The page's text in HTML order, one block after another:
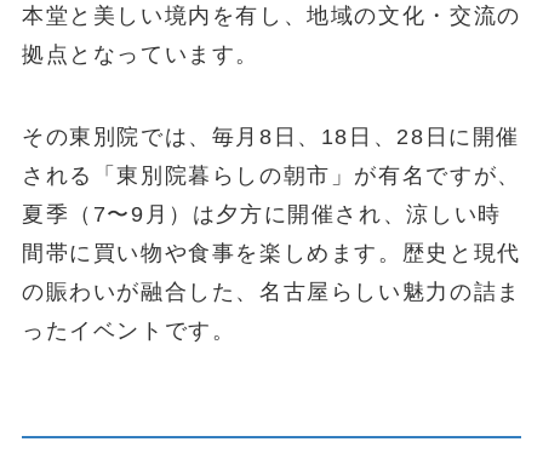
本堂と美しい境内を有し、地域の文化・交流の
拠点となっています。
その東別院では、毎月8日、18日、28日に開催
される「東別院暮らしの朝市」が有名ですが、
夏季（7〜9月）は夕方に開催され、涼しい時
間帯に買い物や食事を楽しめます。歴史と現代
の賑わいが融合した、名古屋らしい魅力の詰ま
ったイベントです。